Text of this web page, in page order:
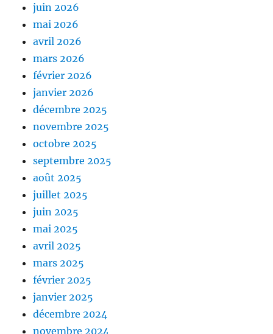
juin 2026
mai 2026
avril 2026
mars 2026
février 2026
janvier 2026
décembre 2025
novembre 2025
octobre 2025
septembre 2025
août 2025
juillet 2025
juin 2025
mai 2025
avril 2025
mars 2025
février 2025
janvier 2025
décembre 2024
novembre 2024